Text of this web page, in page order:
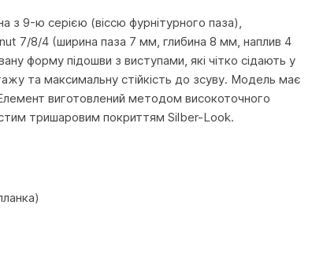
з 9-ю серією (віссю фурнітурного паза),
7/8/4 (ширина паза 7 мм, глибина 8 мм, наплив 4
форму підошви з виступами, які чітко сідають у
та максимальну стійкість до зсуву. Модель має
виготовлений методом високоточного
тришаровим покриттям Silber-Look.